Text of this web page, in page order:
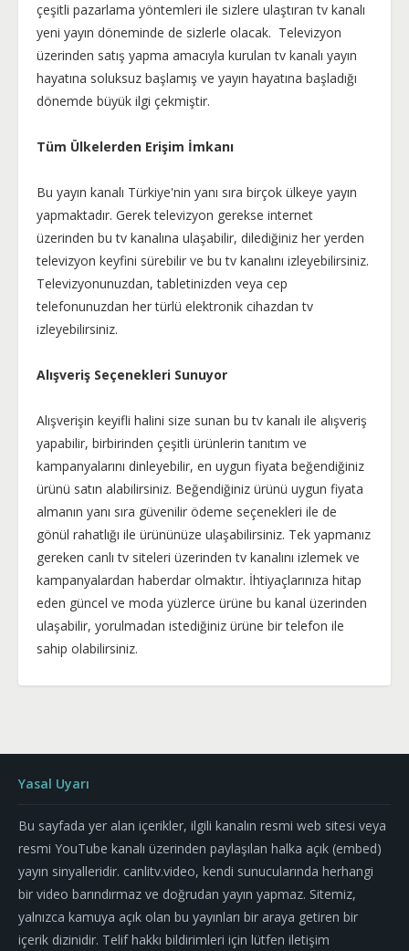
çeşitli pazarlama yöntemleri ile sizlere ulaştıran tv kanalı
yeni yayın döneminde de sizlerle olacak. Televizyon
üzerinden satış yapma amacıyla kurulan tv kanalı yayın
hayatına soluksuz başlamış ve yayın hayatına başladığı
dönemde büyük ilgi çekmiştir.
Tüm Ülkelerden Erişim İmkanı
Bu yayın kanalı Türkiye'nin yanı sıra birçok ülkeye yayın
yapmaktadır. Gerek televizyon gerekse internet
üzerinden bu tv kanalına ulaşabilir, dilediğiniz her yerden
televizyon keyfini sürebilir ve bu tv kanalını izleyebilirsiniz.
Televizyonunuzdan, tabletinizden veya cep
telefonunuzdan her türlü elektronik cihazdan tv
izleyebilirsiniz.
Alışveriş Seçenekleri Sunuyor
Alışverişin keyifli halini size sunan bu tv kanalı ile alışveriş
yapabilir, birbirinden çeşitli ürünlerin tanıtım ve
kampanyalarını dinleyebilir, en uygun fiyata beğendiğiniz
ürünü satın alabilirsiniz. Beğendiğiniz ürünü uygun fiyata
almanın yanı sıra güvenilir ödeme seçenekleri ile de
gönül rahatlığı ile ürününüze ulaşabilirsiniz. Tek yapmanız
gereken canlı tv siteleri üzerinden tv kanalını izlemek ve
kampanyalardan haberdar olmaktır. İhtiyaçlarınıza hitap
eden güncel ve moda yüzlerce ürüne bu kanal üzerinden
ulaşabilir, yorulmadan istediğiniz ürüne bir telefon ile
sahip olabilirsiniz.
Yasal Uyarı
Bu sayfada yer alan içerikler, ilgili kanalın resmi web sitesi veya
resmi YouTube kanalı üzerinden paylaşılan halka açık (embed)
yayın sinyalleridir. canlitv.video, kendi sunucularında herhangi
bir video barındırmaz ve doğrudan yayın yapmaz. Sitemiz,
yalnızca kamuya açık olan bu yayınları bir araya getiren bir
içerik dizinidir. Telif hakkı bildirimleri için lütfen iletişim